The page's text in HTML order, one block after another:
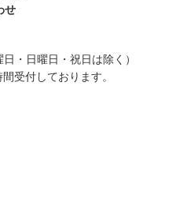
せ
・日曜日・祝日は除く）
受付しております。